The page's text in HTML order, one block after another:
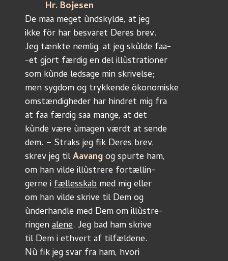
Hr. Bojesen
De maa meget ùndskylde, at jeg
ikke för har besvaret Deres brev.
Jeg tænkte nemlig, at jeg skùlde faa-
-et gjort færdig en del illùstrationer
som kùnde ledsage min skrivelse;
men sygdom og trykkende ökonomiske
omstændigheder har hindret mig fra
at faa færdig saa mange, at det
kùnde være ùmagen værdt at sende
dem. – Straks jeg fik Deres brev,
skrev jeg til Aavang og spurte ham,
om han vilde illùstrere fortællin-
gerne i fællesskab med mig eller
om han vilde skrive til Dem og
ùnderhandle med Dem om illùstre-
ringen alene. Jeg bad ham skrive
til Dem i ethvert af tilfældene.
Nù fik jeg svar fra ham, hvori